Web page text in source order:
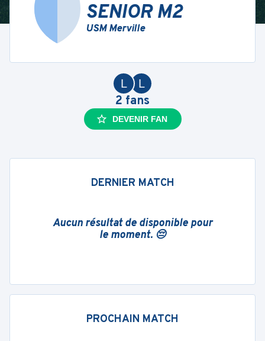
SENIOR M2
USM Merville
L
L
2 fans
DEVENIR FAN
DERNIER MATCH
Aucun résultat de disponible pour
le moment. 😔
PROCHAIN MATCH